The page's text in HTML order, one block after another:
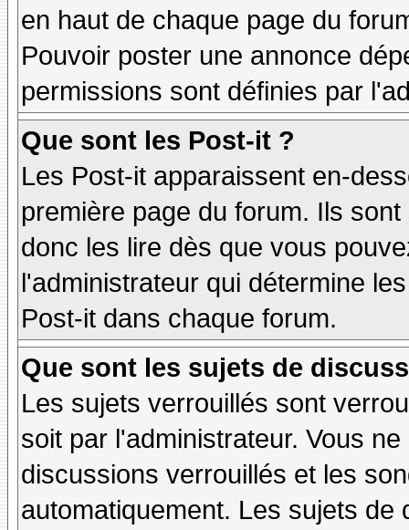
en haut de chaque page du
Pouvoir poster une annonce
permissions sont définies par
Que sont les Post-it ?
Les Post-it apparaissent en-
première page du forum. Ils
donc les lire dès que vous
l'administrateur qui détermine
Post-it dans chaque forum.
Que sont les sujets de
Les sujets verrouillés sont
soit par l'administrateur. Vous
discussions verrouillés et les
automatiquement. Les sujets